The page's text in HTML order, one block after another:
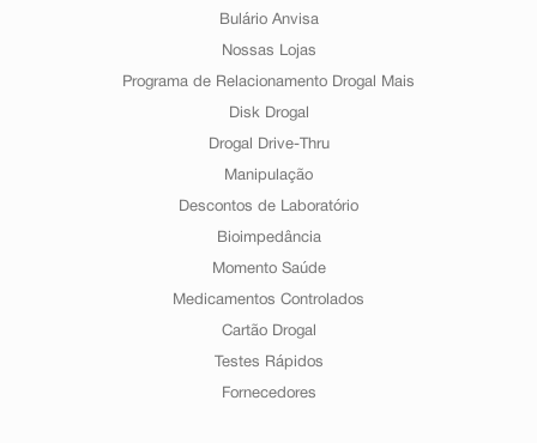
Bulário Anvisa
Nossas Lojas
Programa de Relacionamento Drogal Mais
Disk Drogal
Drogal Drive-Thru
Manipulação
Descontos de Laboratório
Bioimpedância
Momento Saúde
Medicamentos Controlados
Cartão Drogal
Testes Rápidos
Fornecedores